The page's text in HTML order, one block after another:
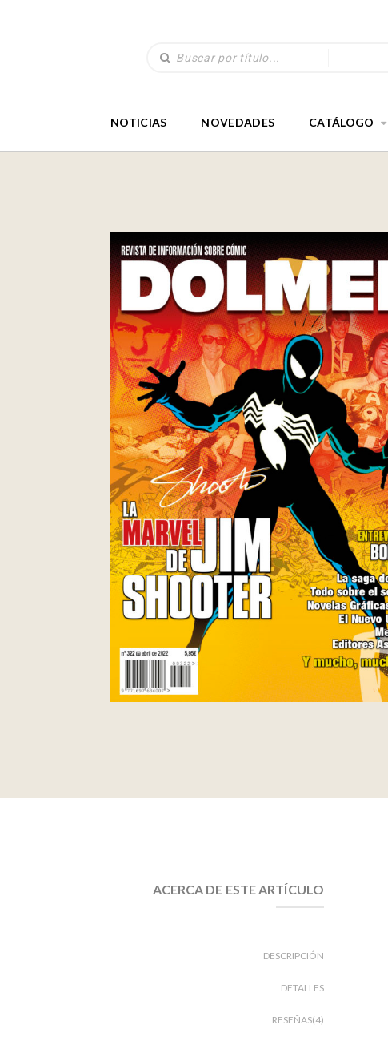
NOTICIAS NOVEDADES CATÁLOGO
ACERCA DE ESTE ARTÍCULO
DESCRIPCIÓN
DETALLES
RESEÑAS(4)